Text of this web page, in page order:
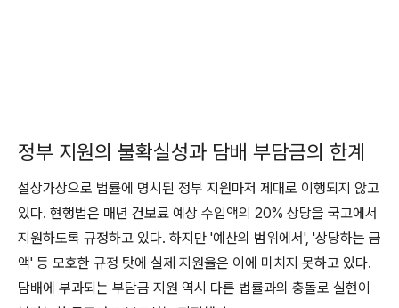
정부 지원의 불확실성과 담배 부담금의 한계
설상가상으로 법률에 명시된 정부 지원마저 제대로 이행되지 않고
있다. 현행법은 매년 건보료 예상 수입액의 20% 상당을 국고에서
지원하도록 규정하고 있다. 하지만 '예산의 범위에서', '상당하는 금
액' 등 모호한 규정 탓에 실제 지원율은 이에 미치지 못하고 있다.
담배에 부과되는 부담금 지원 역시 다른 법률과의 충돌로 실현이